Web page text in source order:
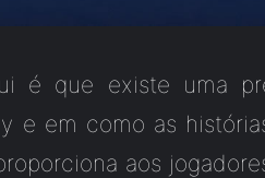
é que existe uma
e em como as
aos